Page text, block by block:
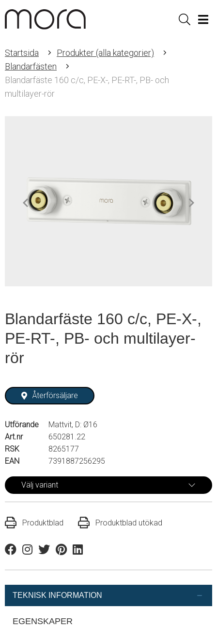
Sök
Startsida
Produkter (alla kategorier)
Blandarfästen
Blandarfäste 160 c/c, PE-X-, PE-RT-, PB- och
multilayer-rör
Blandarfäste 160 c/c, PE-X-,
PE-RT-, PB- och multilayer-
rör
Återförsäljare
Utförande
Mattvit, D: Ø16
Art.nr
650281.22
RSK
8265177
EAN
7391887256295
Välj variant
Produktblad Produktblad utökad
FacebookInstagram
TwitterPinterestLinkedin
TEKNISK INFORMATION
EGENSKAPER